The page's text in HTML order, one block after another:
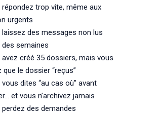
trop vite, même aux
urgents
des messages non lus
des semaines
créé 35 dossiers, mais vous
que le dossier “reçus”
dites “au cas où” avant
et vous n’archivez jamais
des demandes